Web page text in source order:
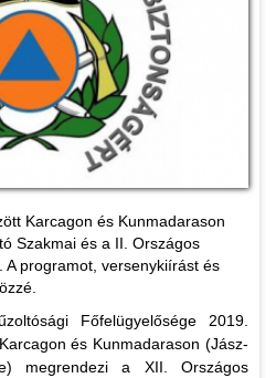
Karcagon és Kunmadarason
Szakmai és a II. Országos
A programot, versenykiírást és
Főfelügyelősége 2019.
és Kunmadarason (Jász-
megrendezi a XII. Országos